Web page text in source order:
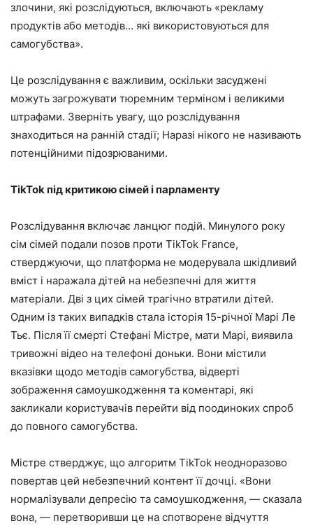
злочини, які розслідуються, включають «рекламу
продуктів або методів… які використовуються для
самогубства».
Це розслідування є важливим, оскільки засуджені
можуть загрожувати тюремним терміном і великими
штрафами. Зверніть увагу, що розслідування
знаходиться на ранній стадії; Наразі нікого не називають
потенційними підозрюваними.
TikTok під критикою сімей і парламенту
Розслідування включає ланцюг подій. Минулого року
сім сімей подали позов проти TikTok France,
стверджуючи, що платформа не модерувала шкідливий
вміст і наражала дітей на небезпечні для життя
матеріали. Дві з цих сімей трагічно втратили дітей.
Одним із таких випадків стала історія 15-річної Марі Ле
Тьє. Після її смерті Стефані Містре, мати Марі, виявила
тривожні відео на телефоні доньки. Вони містили
вказівки щодо методів самогубства, відверті
зображення самоушкодження та коментарі, які
закликали користувачів перейти від поодиноких спроб
до повного самогубства.
Містре стверджує, що алгоритм TikTok неодноразово
повертав цей небезпечний контент її дочці. «Вони
нормалізували депресію та самоушкодження, — сказала
вона, — перетворивши це на спотворене відчуття